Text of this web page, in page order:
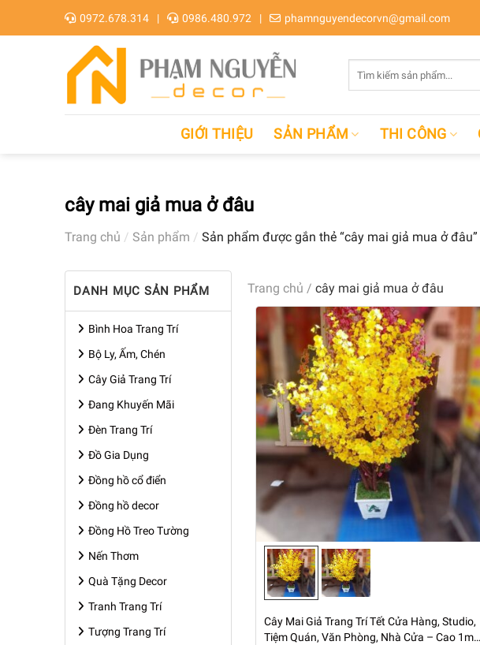
0972.678.314 0986.480.972 phamnguyendecorvn@gmail.com
Tìm
kiếm:
GIỚI THIỆU SẢN PHẨM THI CÔNG
cây mai giả mua ở đâu
Trang chủ / Sản phẩm / Sản phẩm được gắn thẻ “cây mai giả mua ở đâu”
DANH MỤC SẢN PHẨM
Bình Hoa Trang Trí
Bộ Ly, Ấm, Chén
Cây Giả Trang Trí
Đang Khuyến Mãi
Đèn Trang Trí
Đồ Gia Dụng
Đồng hồ cổ điển
Đồng hồ decor
Đồng Hồ Treo Tường
Nến Thơm
Quà Tặng Decor
Tranh Trang Trí
Tượng Trang Trí
Trang chủ / cây mai giả mua ở đâu
Cây Mai Giả Trang Trí Tết Cửa Hàng, Studio,
Tiệm Quán, Văn Phòng, Nhà Cửa – Cao 1m6